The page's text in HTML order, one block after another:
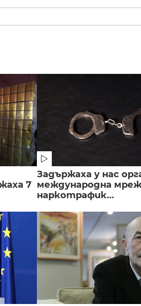
7
Задържаха у нас
международна
наркотрафик...